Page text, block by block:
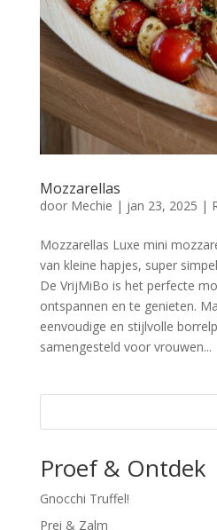
Mozzarellas
door Mechie | jan 23, 2025 |
Mozzarellas Luxe mini
van kleine hapjes, super
De VrijMiBo is het perfecte
ontspannen en te genieten.
eenvoudige en stijlvolle
samengesteld voor vrouwen...
Proef & Ontdek
Gnocchi Truffel!
Prei & Zalm